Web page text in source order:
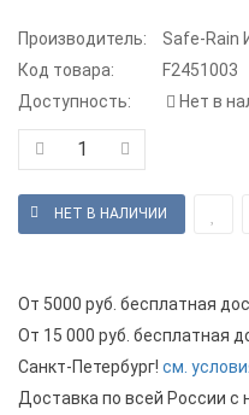
Производитель:
Safe-Rain
Код товара:
F2451003
Доступность:
Нет в
От 5000 руб. бесплатная
От 15 000 руб. бесплатная
Санкт-Петербург! см.
Доставка по всей России